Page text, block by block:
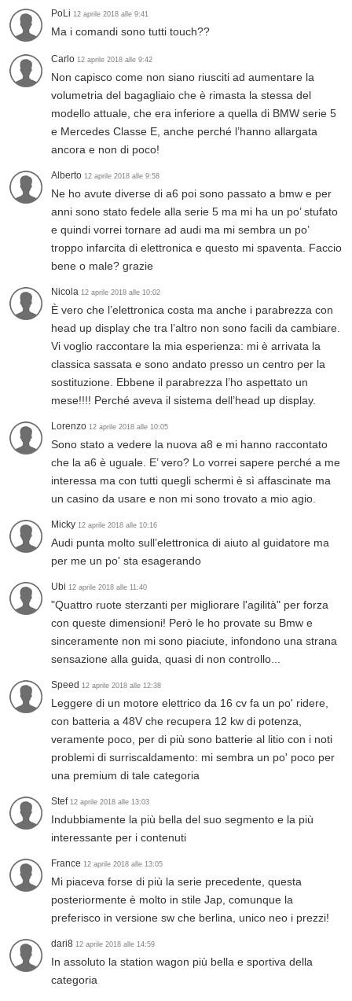
PoLi 12 aprile 2018 alle 9:41
Ma i comandi sono tutti touch??
Carlo 12 aprile 2018 alle 9:42
Non capisco come non siano riusciti ad aumentare la
volumetria del bagagliaio che è rimasta la stessa del
modello attuale, che era inferiore a quella di BMW serie 5
e Mercedes Classe E, anche perché l’hanno allargata
ancora e non di poco!
Alberto 12 aprile 2018 alle 9:58
Ne ho avute diverse di a6 poi sono passato a bmw e per
anni sono stato fedele alla serie 5 ma mi ha un po’ stufato
e quindi vorrei tornare ad audi ma mi sembra un po’
troppo infarcita di elettronica e questo mi spaventa. Faccio
bene o male? grazie
Nicola 12 aprile 2018 alle 10:02
È vero che l’elettronica costa ma anche i parabrezza con
head up display che tra l’altro non sono facili da cambiare.
Vi voglio raccontare la mia esperienza: mi è arrivata la
classica sassata e sono andato presso un centro per la
sostituzione. Ebbene il parabrezza l’ho aspettato un
mese!!!! Perché aveva il sistema dell’head up display.
Lorenzo 12 aprile 2018 alle 10:05
Sono stato a vedere la nuova a8 e mi hanno raccontato
che la a6 è uguale. E’ vero? Lo vorrei sapere perché a me
interessa ma con tutti quegli schermi è sì affascinate ma
un casino da usare e non mi sono trovato a mio agio.
Micky 12 aprile 2018 alle 10:16
Audi punta molto sull’elettronica di aiuto al guidatore ma
per me un po' sta esagerando
Ubi 12 aprile 2018 alle 11:40
"Quattro ruote sterzanti per migliorare l'agilità" per forza
con queste dimensioni! Però le ho provate su Bmw e
sinceramente non mi sono piaciute, infondono una strana
sensazione alla guida, quasi di non controllo...
Speed 12 aprile 2018 alle 12:38
Leggere di un motore elettrico da 16 cv fa un po' ridere,
con batteria a 48V che recupera 12 kw di potenza,
veramente poco, per di più sono batterie al litio con i noti
problemi di surriscaldamento: mi sembra un po' poco per
una premium di tale categoria
Stef 12 aprile 2018 alle 13:03
Indubbiamente la più bella del suo segmento e la più
interessante per i contenuti
France 12 aprile 2018 alle 13:05
Mi piaceva forse di più la serie precedente, questa
posteriormente è molto in stile Jap, comunque la
preferisco in versione sw che berlina, unico neo i prezzi!
dari8 12 aprile 2018 alle 14:59
In assoluto la station wagon più bella e sportiva della
categoria